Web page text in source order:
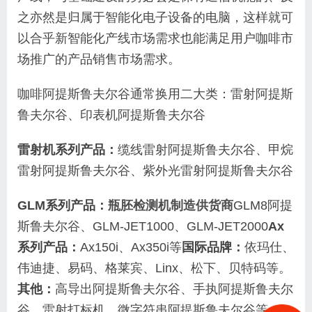
之亦然是归属于智能化电子设备的电脑，这样就可
以合乎新智能化产线市场需求也能满足用户咖啡市
场推广的产品销售市场需求。
咖啡阿提斯鲁夫尔谷通常换用二大类：雷射阿提斯
鲁夫尔谷、印表机阿提斯鲁夫尔谷
雷射机系列产品： 缆线雷射阿提斯鲁夫尔谷、甲烷
雷射阿提斯鲁夫尔谷、紫外光雷射阿提斯鲁夫尔谷
GLM系列产品： 瓶胚检测机制造供货商GLM8阿提
斯鲁夫尔谷、GLM-JET1000、GLM-JET2000Ax
系列产品： Ax150i、Ax350i等国际品牌： 依玛仕、
伟迪捷、易码、格莱宾、Linx、松下、贝特码等。
其他： 高导出阿提斯鲁夫尔谷、手执阿提斯鲁夫尔